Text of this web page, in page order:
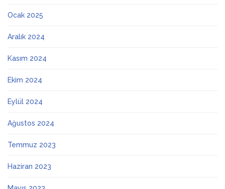
Ocak 2025
Aralık 2024
Kasım 2024
Ekim 2024
Eylül 2024
Ağustos 2024
Temmuz 2023
Haziran 2023